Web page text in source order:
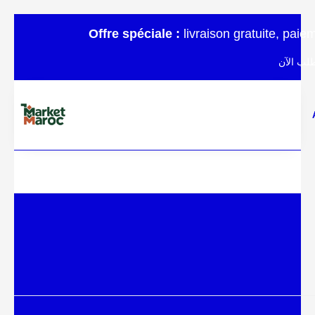
Offre spéciale : livraison gratuite,
الآن